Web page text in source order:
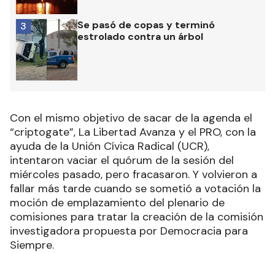
Se pasó de copas y terminó
estrolado contra un árbol
3
Con el mismo objetivo de sacar de la agenda el
“criptogate”, La Libertad Avanza y el PRO, con la
ayuda de la Unión Cívica Radical (UCR),
intentaron vaciar el quórum de la sesión del
miércoles pasado, pero fracasaron. Y volvieron a
fallar más tarde cuando se sometió a votación la
moción de emplazamiento del plenario de
comisiones para tratar la creación de la comisión
investigadora propuesta por Democracia para
Siempre.